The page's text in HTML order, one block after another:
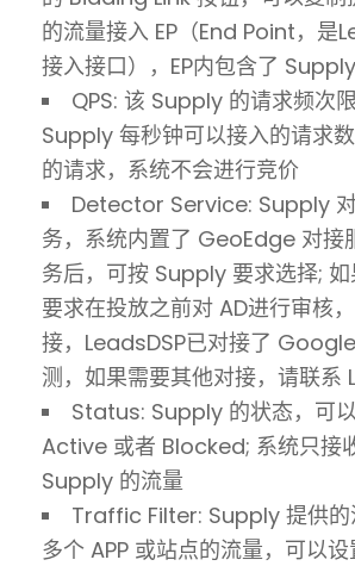
的流量接入 EP（End Point，是
接入接口），EP内包含了
QPS: 该 Supply 的请求频次
Supply 每秒钟可以接入的请求
的请求，系统不会进行竞价
Detector Service: Supply
务，系统内置了 GeoEdge 对接
务后，可按 Supply 要求选择;
要求在投放之前对 AD进行审核
接，LeadsDSP已对接了
测，如果需要其他对接，请联系
Status: Supply 的状态，可
Active 或者 Blocked; 系统只接
Supply 的流量
Traffic Filter: Supply 提供的
多个 APP 或站点的流量，可以